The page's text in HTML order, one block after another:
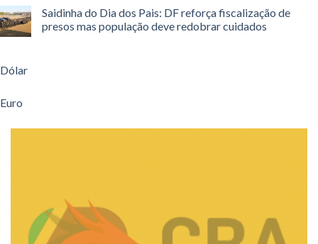
Saidinha do Dia dos Pais: DF reforça fiscalização de
presos mas população deve redobrar cuidados
Dólar
Euro